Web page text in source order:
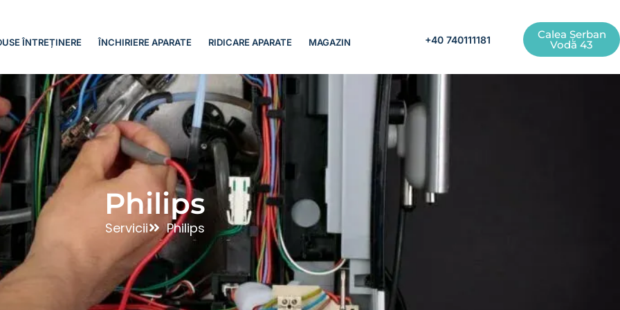
ÎNTREȚINERE ÎNCHIRIERE APARATE RIDICARE APARATE MAGAZIN +40 740111181 Calea Șerban
Vodă 43
Philips
Servicii Philips